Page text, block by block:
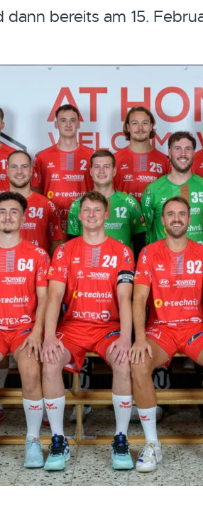
dann bereits am 15.